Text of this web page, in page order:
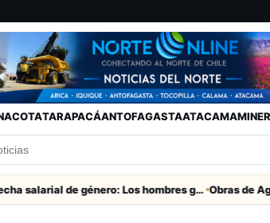
TARAPACÁANTOFAGASTAATACAMA
Brecha salarial de género: Los hombres ganan seis veces más que las mujeres